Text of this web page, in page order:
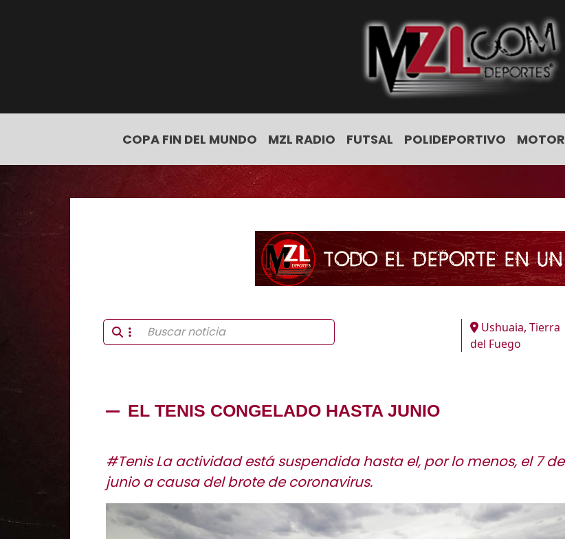
COPA FIN DEL MUNDO MZL RADIO FUTSAL POLIDEPORTIVO MOTOR
Ushuaia, Tierra
del Fuego
EL TENIS CONGELADO HASTA JUNIO
#Tenis La actividad está suspendida hasta el, por lo menos, el 7 de
junio a causa del brote de coronavirus.